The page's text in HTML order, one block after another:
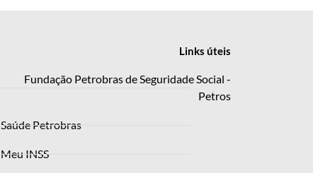
Links úteis
Fundação Petrobras de Seguridade Social -
Petros
Saúde Petrobras
Meu INSS